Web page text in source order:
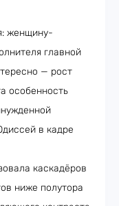
женщину-
главной
— рост
особенность
в кадре
каскадёров
ниже полутора